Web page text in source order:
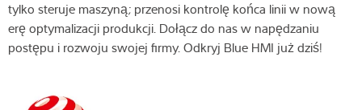
tylko steruje maszyną; przenosi kontrolę końca linii w nową
erę optymalizacji produkcji. Dołącz do nas w napędzaniu
postępu i rozwoju swojej firmy. Odkryj Blue HMI już dziś!